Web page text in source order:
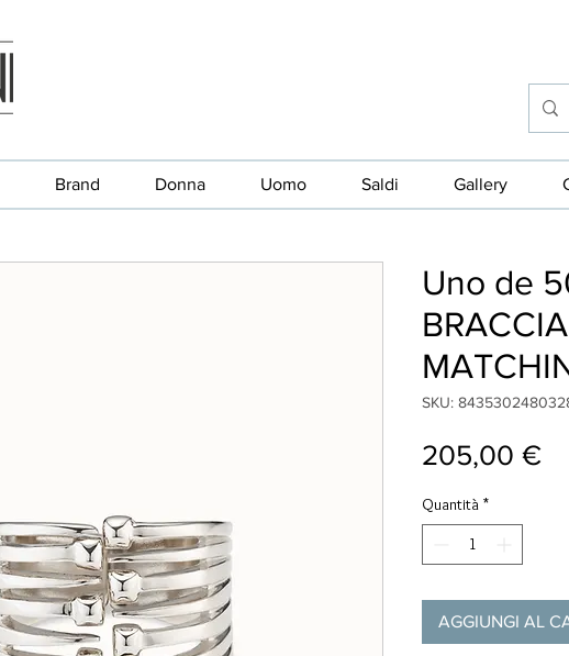
Brand Donna Uomo Saldi Gallery
Uno de
SKU:
205,00 €
Quantità *
AGGIUNGI AL